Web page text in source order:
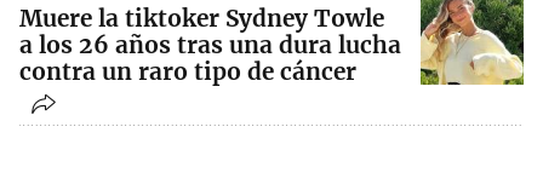
Muere la tiktoker Sydney Towle
a los 26 años tras una dura lucha
contra un raro tipo de cáncer